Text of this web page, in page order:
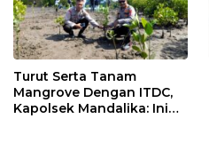
Turut Serta Tanam
Mangrove Dengan ITDC,
Kapolsek Mandalika: Ini